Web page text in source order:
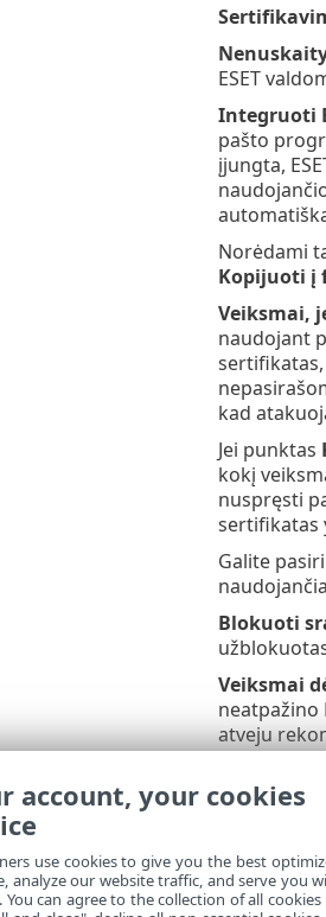
ESET
Integruoti
pašto
įjungta,
Norėdami
Kopijuoti į
Veiksmai,
naudojant
kad
Jei punktas
kokį
nuspręsti
sertifikatas
Galite
Blokuoti
Veiksmai
neatpažino
atveju
sertifikato
•
•
account, your cookies
use cookies to give you the best
analyze our website traffic, and serve you
You can agree to the collection of all cookies